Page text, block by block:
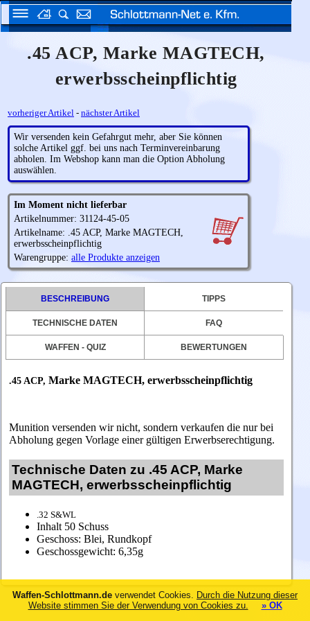
.45 ACP, Marke MAGTECH,
erwerbsscheinpflichtig
vorheriger Artikel - nächster Artikel
Wir versenden kein Gefahrgut mehr, aber Sie können
solche Artikel ggf. bei uns nach Terminvereinbarung
abholen. Im Webshop kann man die Option Abholung
auswählen.
Im Moment nicht lieferbar
Artikelnummer: 31124-45-05
Artikelname: .45 ACP, Marke MAGTECH,
erwerbsscheinpflichtig
Warengruppe: alle Produkte anzeigen
BESCHREIBUNG TIPPS
TECHNISCHE DATEN FAQ
WAFFEN - QUIZ BEWERTUNGEN
.45 ACP, Marke MAGTECH, erwerbsscheinpflichtig
Munition versenden wir nicht, sondern verkaufen die nur bei
Abholung gegen Vorlage einer gültigen Erwerbserechtigung.
Technische Daten zu .45 ACP, Marke
MAGTECH, erwerbsscheinpflichtig
.32 S&WL
Inhalt 50 Schuss
Geschoss: Blei, Rundkopf
Geschossgewicht: 6,35g
Waffen-Schlottmann.de verwendet Cookies. Durch die Nutzung dieser
Website stimmen Sie der Verwendung von Cookies zu.
» OK